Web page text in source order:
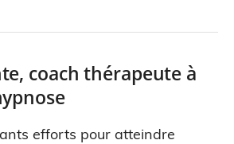
coach thérapeute à
efforts pour atteindre